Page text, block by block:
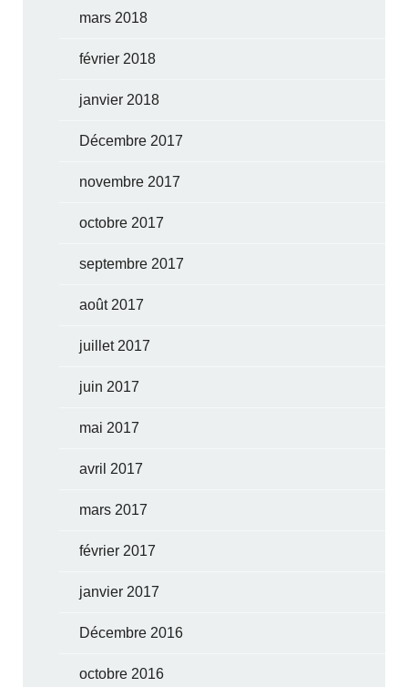
mars 2018
février 2018
janvier 2018
Décembre 2017
novembre 2017
octobre 2017
septembre 2017
août 2017
juillet 2017
juin 2017
mai 2017
avril 2017
mars 2017
février 2017
janvier 2017
Décembre 2016
octobre 2016